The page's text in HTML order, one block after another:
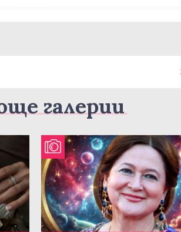
галерии